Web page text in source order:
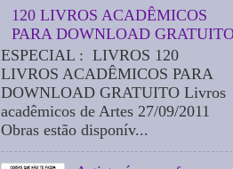
120 LIVROS ACADÊMICOS
PARA DOWNLOAD
ESPECIAL : LIVROS 120
LIVROS ACADÊMICOS PARA
DOWNLOAD GRATUITO Livros
acadêmicos de Artes 27/09/2011
Obras estão disponív...